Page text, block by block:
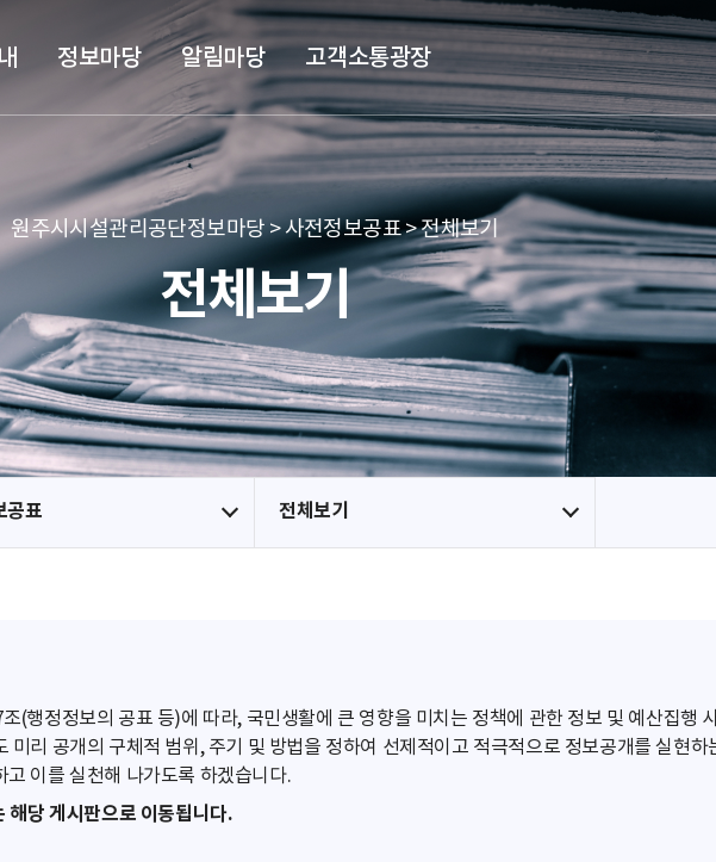
본문 바로가기
메뉴 바로가기
정보마당 알림마당 고객소통광장
원주시시설관리공단정보마당 > 사전정보공표 > 전체보기
전체보기
공표 전체보기
(행정정보의 공표 등)에 따라, 국민생활에 큰 영향을 미치는 정책에 관한 정보 및 예산집행
미리 공개의 구체적 범위, 주기 및 방법을 정하여 선제적이고 적극적으로 정보공개를 실현하
이를 실천해 나가도록 하겠습니다.
해당 게시판으로 이동됩니다.